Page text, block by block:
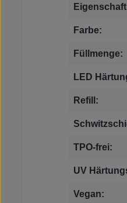
Farbe:
Füllmenge:
LED
Refill:
TPO-frei:
UV
Vegan: